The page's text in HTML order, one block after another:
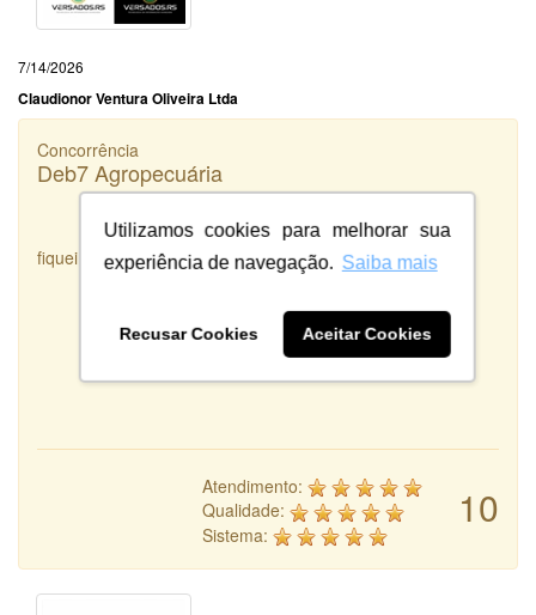
Utilizamos cookies para melhorar sua
experiência de navegação. Saiba mais
Recusar Cookies Aceitar Cookies
7/14/2026
Claudionor Ventura Oliveira Ltda
Concorrência
Deb7 Agropecuária
fiquei satisfeita com o serviço prestado
10
Atendimento:
Qualidade:
Sistema: